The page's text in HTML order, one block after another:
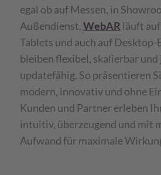
egal ob auf Messen, in
Außendienst.WebAR läuft
Tablets und auch auf Desktop-
bleiben flexibel, skalierbar
updatefähig. So präsentieren
modern, innovativ und ohne
Kunden und Partner erleben
intuitiv, überzeugend und mit
Aufwand für maximale